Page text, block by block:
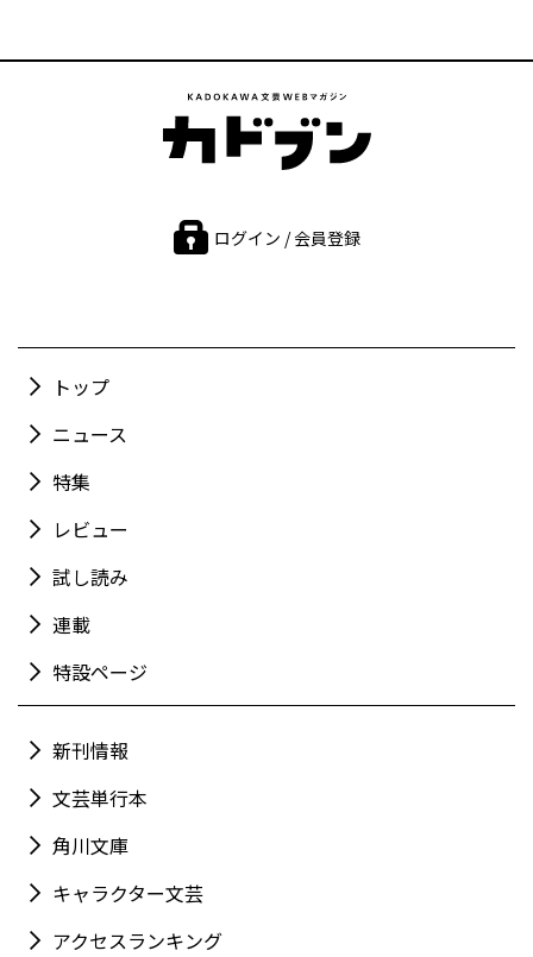
ログイン / 会員登録
トップ
ニュース
特集
レビュー
試し読み
連載
特設ページ
新刊情報
文芸単行本
角川文庫
キャラクター文芸
アクセスランキング